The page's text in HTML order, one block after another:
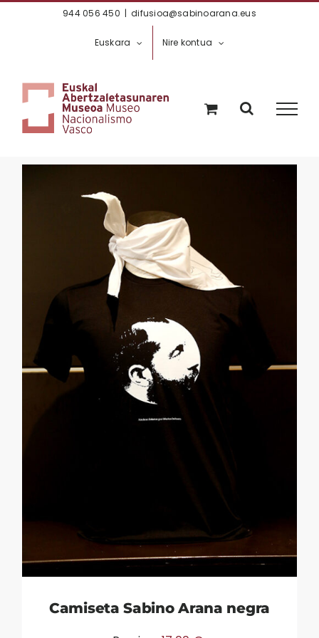
944 056 450 | difusioa@sabinoarana.eus
Euskara Nire kontua
Camiseta Sabino Arana negra